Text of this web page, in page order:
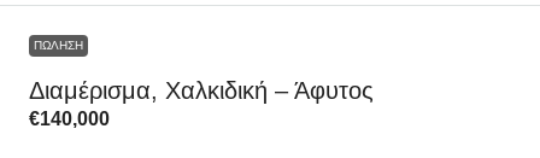
ΠΏΛΗΣΗ
Διαμέρισμα, Χαλκιδική – Άφυτος
€140,000